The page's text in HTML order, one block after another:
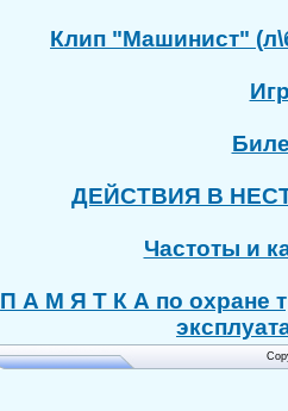
Клип "Машинист"
ДЕЙСТВИЯ В
Частоты и
П А М Я Т К А по охране